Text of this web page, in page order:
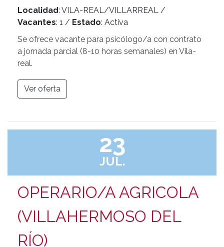
Localidad: VILA-REAL/VILLARREAL /
Vacantes: 1 / Estado: Activa
Se ofrece vacante para psicólogo/a con contrato
a jornada parcial (8-10 horas semanales) en Vila-
real.
Ver oferta
23
JUL.
OPERARIO/A AGRICOLA
(VILLAHERMOSO DEL
RÍO)